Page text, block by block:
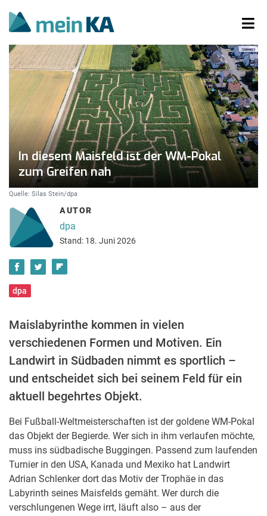
In diesem Maisfeld ist der WM-Pokal
zum Greifen nah
Quelle: Silas Stein/dpa
AUTOR
dpa
Stand: 18. Juni 2026
dpa
Maislabyrinthe kommen in vielen
verschiedenen Formen und Motiven. Ein
Landwirt in Südbaden nimmt es sportlich –
und entscheidet sich bei seinem Feld für ein
aktuell begehrtes Objekt.
Bei Fußball-Weltmeisterschaften ist der goldene WM-Pokal
das Objekt der Begierde. Wer sich in ihm verlaufen möchte,
muss ins südbadische Buggingen. Passend zum laufenden
Turnier in den USA, Kanada und Mexiko hat Landwirt
Adrian Schlenker dort das Motiv der Trophäe in das
Labyrinth seines Maisfelds gemäht. Wer durch die
verschlungenen Wege irrt, läuft also – aus der